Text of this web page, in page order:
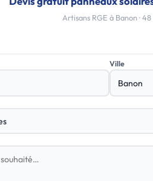
Artisans RGE à Banon · 48
Ville